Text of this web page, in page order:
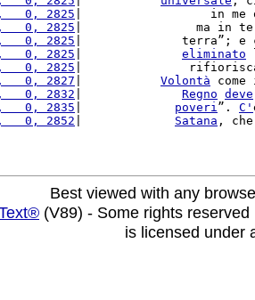
0, 2825
|                  in me
0, 2825
|                ma in
0, 2825
|              terra”; e
0, 2825
eliminato
0, 2825
|
0, 2827
Volontà
0, 2832
Regno deve
0, 2835
poveri”. C'
0, 2852
Satana ,
Best viewed with any
(V89) - Some rights
is licensed under